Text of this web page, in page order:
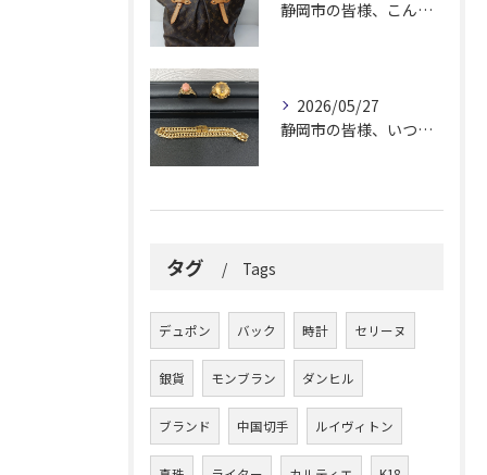
静岡市の皆様、こんにちは！
2026/05/27
静岡市の皆様、いつも大変お世話になっております。
タグ Tags
デュポン バック 時計 セリーヌ
銀貨 モンブラン ダンヒル
ブランド 中国切手 ルイヴィトン